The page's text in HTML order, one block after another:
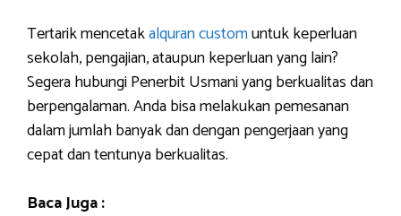
Tertarik mencetakalquran customuntuk keperluan
sekolah, pengajian, ataupun keperluan yang lain?
Segera hubungi Penerbit Usmani yang berkualitas dan
berpengalaman. Anda bisa melakukan pemesanan
dalam jumlah banyak dan dengan pengerjaan yang
cepat dan tentunya berkualitas.
Baca Juga :